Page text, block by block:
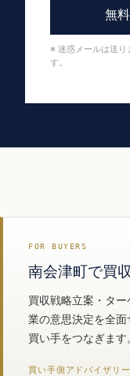
無
※ 迷惑メールは送り
す。
FOR BUYERS
南会津町で買
買収戦略立案・タ
業の意思決定を全
買い手をつなぎます
買い手側アドバイザリ